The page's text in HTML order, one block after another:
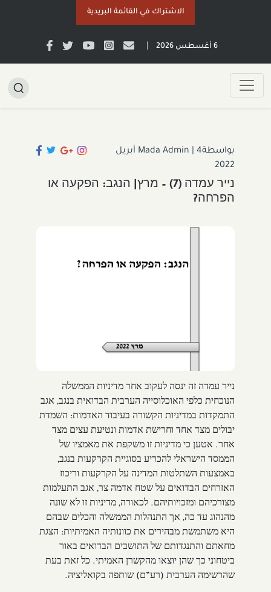
الاشتراك في القائمة البريدية
6 أغسطس 2026
بواسطةMada Admin
4 أبريل
2022
נייר עמדה (7) – מרץ| הנגב: הפקעה או
הפרחה?
נייר עמדה זה ינסה לעקוב אחר מדיניות הממשלה
הנוכחית כלפי האוכלוסייה הערבית הבדואית בנגב, אגב
התמקדות במדיניות הקשורה בעיבוד האדמות: השמדת
יבולים מצד אחד וחרישת אדמות ונטיעת עצים מצד
אחר. אטען כי מדיניות זו משקפת את מאמציו של
הממסד הישראלי להכריע בסוגיית הקרקעות בנגב,
באמצעות השתלטות המדינה על הקרקעות וריכוז
האזרחים הבדואים על שטח אדמה צר, אגב התעלמות
מצורכיהם ומזכויותיהם. לכאורה, מדיניות זו לא שונה
מהנהוג עד כה, אך התנהלות הממשלה והכלים שבהם
היא משתמשת מבהירים את כוונותיה האמיתיות: הצגת
מחאתם והתנגדותם של התושבים הבדואים באור
ביטחוני כך שהן יוּצאו מהקשרן האמיתי. כל זאת בעת
שהרשימה הערבית (רע”ם) שותפה בקואליציה.